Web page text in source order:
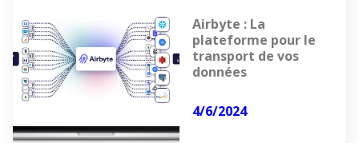
Airbyte : La
plateforme pour le
transport de vos
données
4/6/2024